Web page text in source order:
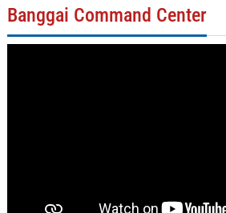
Banggai Command Center